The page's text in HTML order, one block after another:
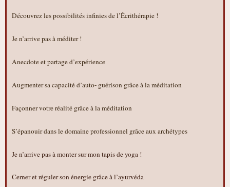
Découvrez les possibilités infinies de l’Écrithérapie !
Je n’arrive pas à méditer !
Anecdote et partage d’expérience
Augmenter sa capacité d’auto- guérison grâce à la méditation
Façonner votre réalité grâce à la méditation
S’épanouir dans le domaine professionnel grâce aux archétypes
Je n’arrive pas à monter sur mon tapis de yoga !
Cerner et réguler son énergie grâce à l’ayurvéda